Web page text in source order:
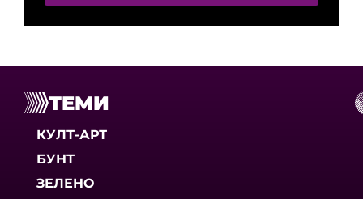
ТЕМИ
КУЛТ-АРТ
БУНТ
ЗЕЛЕНО